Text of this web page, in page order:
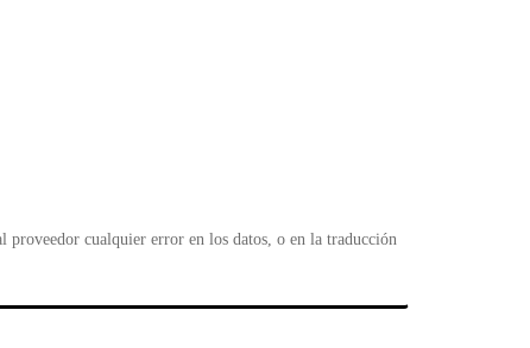
proveedor cualquier error en los datos, o en la traducción